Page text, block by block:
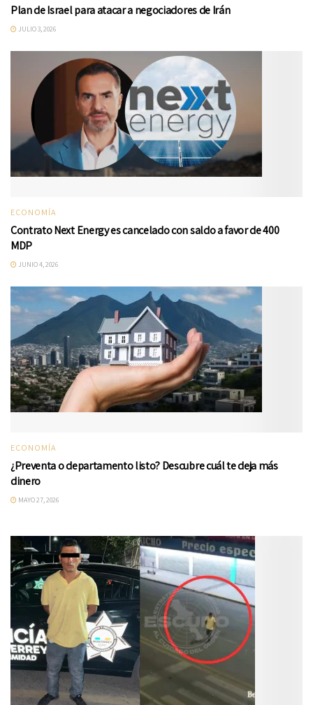
Plan de Israel para atacar a negociadores de Irán
JULIO 3, 2026
ECONOMÍA
Contrato Next Energy es cancelado con saldo a favor de 400
MDP
JUNIO 4, 2026
ECONOMÍA
¿Preventa o departamento listo? Descubre cuál te deja más
dinero
MAYO 27, 2026